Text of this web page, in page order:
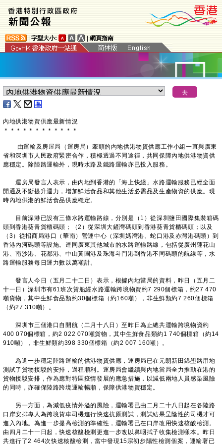
字型大小: 網頁指南
內地供港物資供應最新情況
＊ ＊ ＊ ＊ ＊ ＊ ＊ ＊ ＊ ＊ ＊ ＊
由運輸及房屋局（運房局）牽頭的內地供港物資供應工作小組一直與廣東
省和深圳市人民政府緊密合作，積極透過不同途徑，共同保障內地供港物資供
應穩定。除陸路運輸外，現時水路及鐵路運輸亦已投入服務。
運房局發言人表示，由內地到香港的「海上快綫」水路運輸服務已經全面
開通及不斷提升運力，增加鮮活食品和其他生活必需品及生產物資的供應。現
時內地供港的鮮活食品供應穩定。
目前深港已設有三條水路運輸路線，分別是（1）從深圳鹽田國際集裝箱碼
頭到香港葵青貨櫃碼頭；（2）從深圳大鏟灣碼頭到香港葵青貨櫃碼頭；以及
（3）從招商局港口（華南）營運中心（深圳媽灣港、蛇口港及赤灣港碼頭）到
香港內河碼頭等設施。連同廣東其他城市的水路運輸路線，包括從廣州蓮花山
港、南沙港、花都港、中山黃圃港及珠海斗門港到香港不同碼頭的航線等，水
路運輸服務每日運力數以萬噸計。
發言人今日（五月二十二日）表示，根據內地當局的資料，昨日（五月二
十一日）深圳市有61班次貨船經水路運輸跨境物資約7 290個標箱，約27 470
噸貨物，其中生鮮食品類約30個標箱（約160噸），非生鮮類約7 260個標箱
（約27 310噸）。
深圳市三個港口自開航（二月十八日）至昨日為止總共運輸跨境物資約
400 070個標箱，約2 022 070噸貨物，其中生鮮食品類約1 740個標箱（約14
910噸），非生鮮類約398 330個標箱（約2 007 160噸）。
為進一步穩定陸路運輸的供港物資供應，運房局已在元朗新田錦壆路用地
測試了貨物接駁的安排，過程順利。運房局會繼續與內地當局全力推動在港的
貨物接駁安排，作為應對特區疫情發展的應急措施，以減低兩地人員感染風險
的同時，亦確保陸路跨境運輸暢順，保障供港物資穩定。
另一方面，為減低疫情外溢的風險，運輸署已由二月二十八日起在各陸路
口岸安排專人為跨境貨車司機進行快速抗原測試，測試結果呈陰性的司機才可
進入內地。為進一步提高檢測的準確性，運輸署已在口岸改用快速核酸檢測。
由四月二十一日起，快速核酸檢測更進一步改以鼻咽拭子收集檢測樣本。昨日
共進行了2 464次快速核酸檢測，當中發現15宗初步陽性檢測個案，運輸署已